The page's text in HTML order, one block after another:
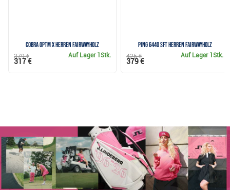
Cobra OPTM X Herren Fairwayholz
Auf Lager 1Stk.
379 €
317 €
PING G440 SFT Herren Fairwayholz
Auf Lager 1Stk.
425 €
379 €